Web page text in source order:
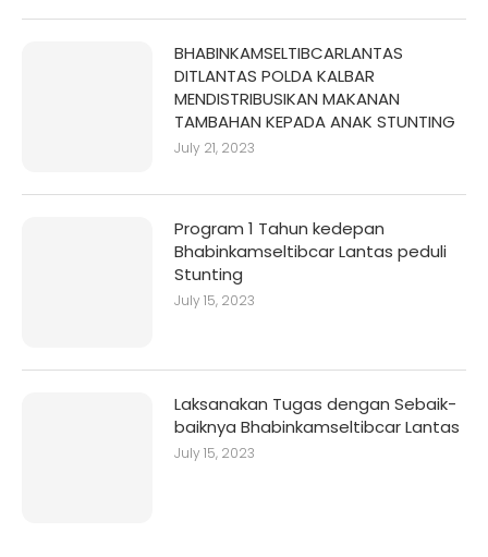
BHABINKAMSELTIBCARLANTAS
DITLANTAS POLDA KALBAR
MENDISTRIBUSIKAN MAKANAN
TAMBAHAN KEPADA ANAK STUNTING
July 21, 2023
Program 1 Tahun kedepan
Bhabinkamseltibcar Lantas peduli
Stunting
July 15, 2023
Laksanakan Tugas dengan Sebaik-
baiknya Bhabinkamseltibcar Lantas
July 15, 2023